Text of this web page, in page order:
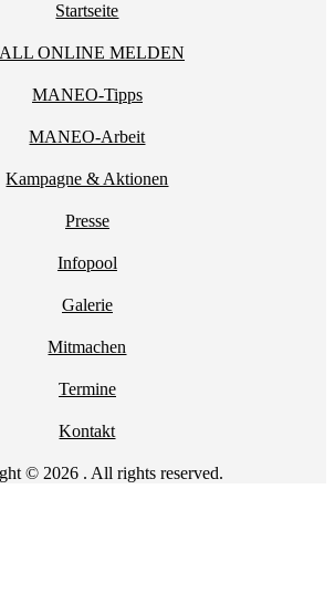
Startseite
ONLINE MELDEN
MANEO-Tipps
MANEO-Arbeit
Kampagne & Aktionen
Presse
Infopool
Galerie
Mitmachen
Termine
Kontakt
© 2026 . All rights reserved.